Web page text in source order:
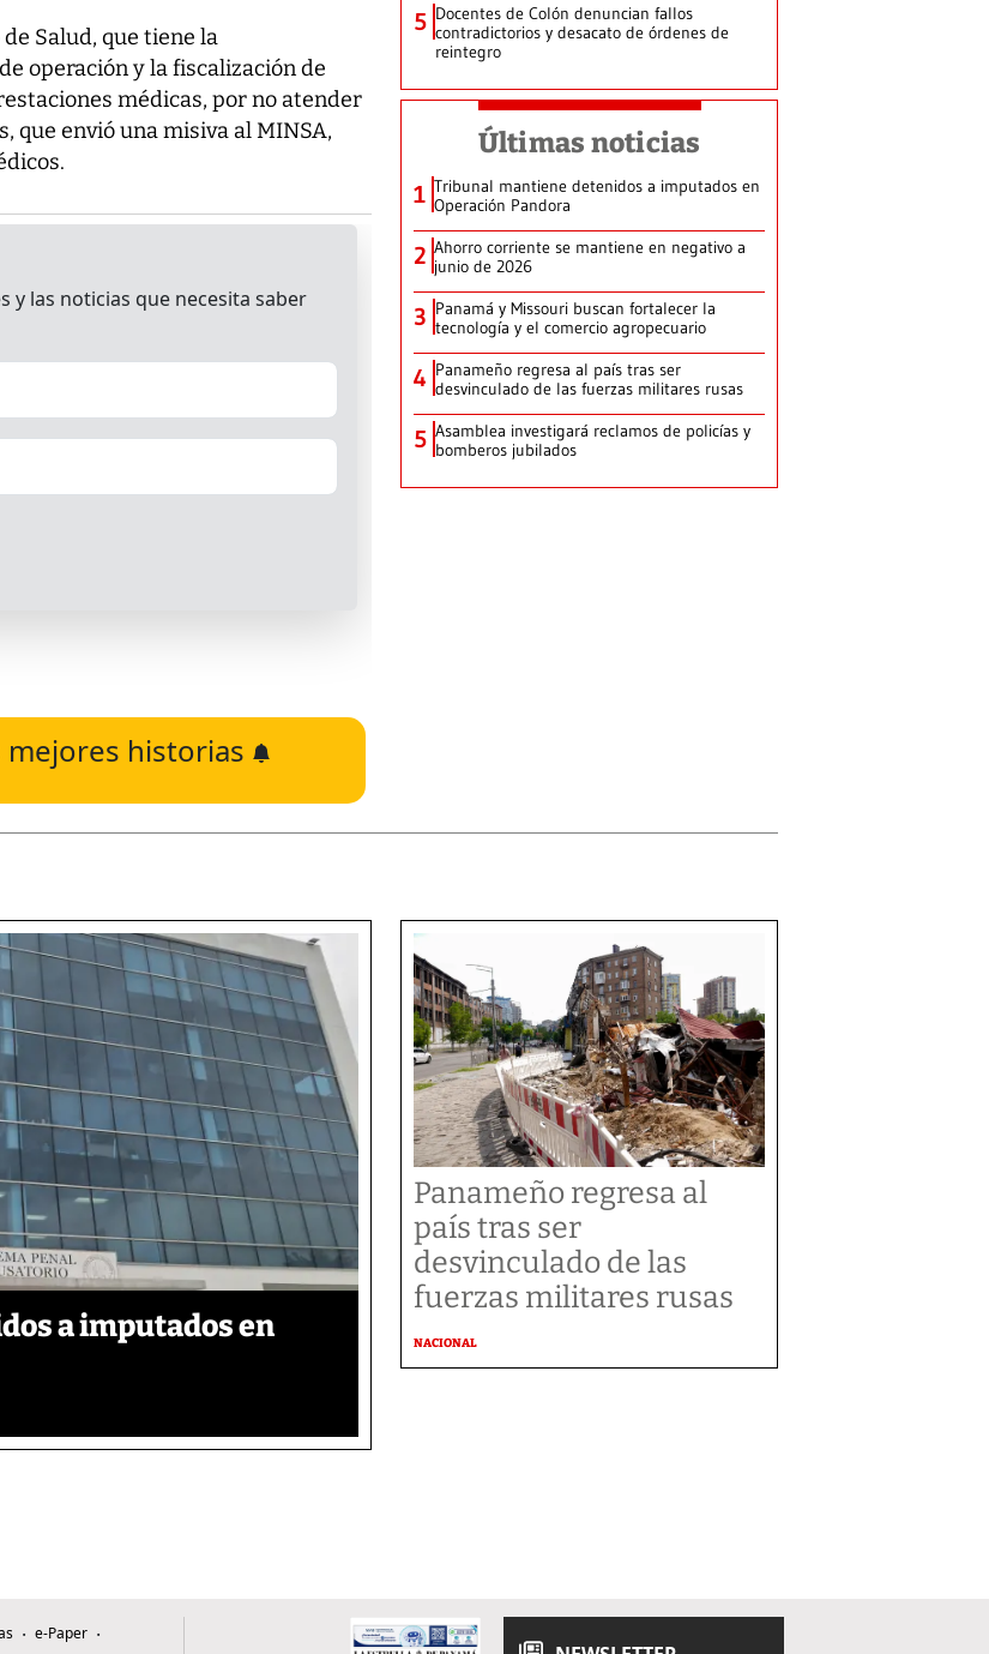
Salud, que tiene la
operación y la fiscalización de
médicas, por no atender
que envió una misiva al MINSA,
historias
5 Docentes de Colón denuncian fallos
contradictorios y desacato de órdenes de
reintegro
Últimas noticias
1 Tribunal mantiene detenidos a imputados en
Operación Pandora
2 Ahorro corriente se mantiene en negativo a
junio de 2026
3 Panamá y Missouri buscan fortalecer la
tecnología y el comercio agropecuario
4 Panameño regresa al país tras ser
desvinculado de las fuerzas militares rusas
5 Asamblea investigará reclamos de policías y
bomberos jubilados
a imputados en
Panameño regresa al
país tras ser
desvinculado de las
fuerzas militares rusas
NACIONAL
e-Paper